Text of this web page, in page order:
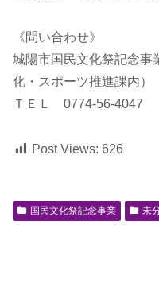
《問い合わせ》
城陽市国民文化祭記念事
化・スポーツ推進課内）
ＴＥＬ 0774-56-4047
Post Views: 626
国民文化祭記念事業 未